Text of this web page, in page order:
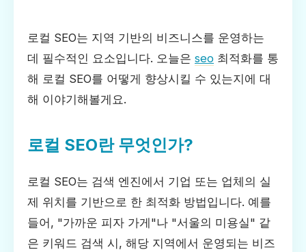
로컬 SEO는 지역 기반의 비즈니스를 운영하는
데 필수적인 요소입니다. 오늘은 seo 최적화를 통
해 로컬 SEO를 어떻게 향상시킬 수 있는지에 대
해 이야기해볼게요.
로컬 SEO란 무엇인가?
로컬 SEO는 검색 엔진에서 기업 또는 업체의 실
제 위치를 기반으로 한 최적화 방법입니다. 예를
들어, "가까운 피자 가게"나 "서울의 미용실" 같
은 키워드 검색 시, 해당 지역에서 운영되는 비즈